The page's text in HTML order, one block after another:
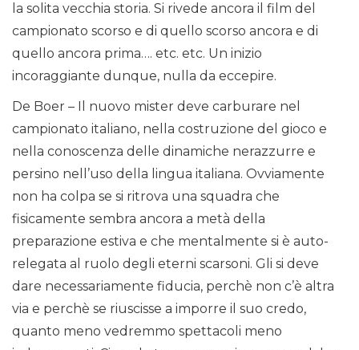
la solita vecchia storia. Si rivede ancora il film del
campionato scorso e di quello scorso ancora e di
quello ancora prima…. etc. etc. Un inizio
incoraggiante dunque, nulla da eccepire.
De Boer – Il nuovo mister deve carburare nel
campionato italiano, nella costruzione del gioco e
nella conoscenza delle dinamiche nerazzurre e
persino nell’uso della lingua italiana. Ovviamente
non ha colpa se si ritrova una squadra che
fisicamente sembra ancora a metà della
preparazione estiva e che mentalmente si è auto-
relegata al ruolo degli eterni scarsoni. Gli si deve
dare necessariamente fiducia, perchè non c’è altra
via e perchè se riuscisse a imporre il suo credo,
quanto meno vedremmo spettacoli meno